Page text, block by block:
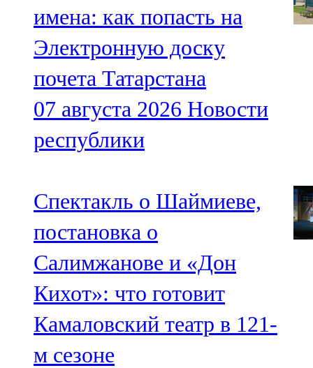
имена: как попасть на
Электронную доску
почета Татарстана
07 августа 2026 Новости
республики
Спектакль о Шаймиеве,
постановка о
Салимжанове и «Дон
Кихот»: что готовит
Камаловский театр в 121-
м сезоне